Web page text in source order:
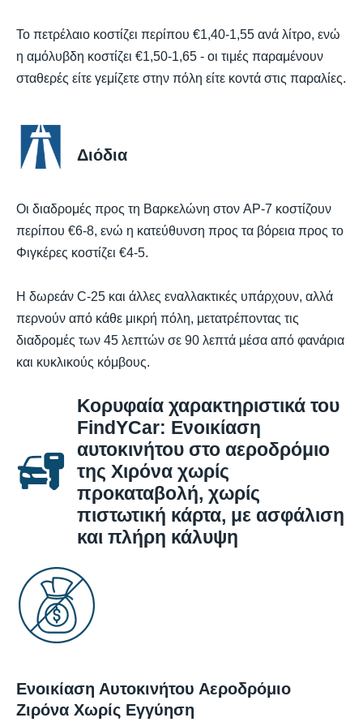
Το πετρέλαιο κοστίζει περίπου €1,40-1,55 ανά λίτρο, ενώ
η αμόλυβδη κοστίζει €1,50-1,65 - οι τιμές παραμένουν
σταθερές είτε γεμίζετε στην πόλη είτε κοντά στις παραλίες.
Διόδια
Οι διαδρομές προς τη Βαρκελώνη στον AP-7 κοστίζουν
περίπου €6-8, ενώ η κατεύθυνση προς τα βόρεια προς το
Φιγκέρες κοστίζει €4-5.
Η δωρεάν C-25 και άλλες εναλλακτικές υπάρχουν, αλλά
περνούν από κάθε μικρή πόλη, μετατρέποντας τις
διαδρομές των 45 λεπτών σε 90 λεπτά μέσα από φανάρια
και κυκλικούς κόμβους.
Κορυφαία χαρακτηριστικά του
FindYCar: Ενοικίαση
αυτοκινήτου στο αεροδρόμιο
της Χιρόνα χωρίς
προκαταβολή, χωρίς
πιστωτική κάρτα, με ασφάλιση
και πλήρη κάλυψη
Ενοικίαση Αυτοκινήτου Αεροδρόμιο
Ζιρόνα Χωρίς Εγγύηση